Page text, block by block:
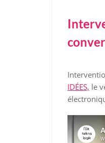
IDÉES, le